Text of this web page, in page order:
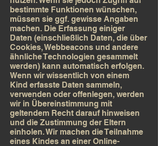
bestimmte Funktionen wünschen,
müssen sie ggf. gewisse Angaben
machen. Die Erfassung einiger
Daten (einschließlich Daten, die über
Cookies, Webbeacons und andere
ähnliche Technologien gesammelt
werden) kann automatisch erfolgen.
Wenn wir wissentlich von einem
Kind erfasste Daten sammeln,
verwenden oder offenlegen, werden
wir in Übereinstimmung mit
geltendem Recht darauf hinweisen
und die Zustimmung der Eltern
einholen. Wir machen die Teilnahme
eines Kindes an einer Online-